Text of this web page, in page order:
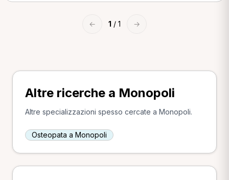
← 1 / 1 →
Altre ricerche a Monopoli
Altre specializzazioni spesso cercate a Monopoli.
Osteopata a Monopoli